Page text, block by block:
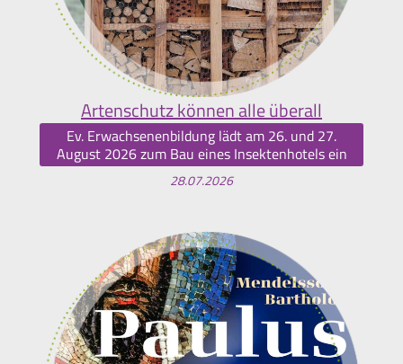
Artenschutz können alle überall
Ev. Erwachsenenbildung lädt am 26. und 27.
August 2026 zum Bau eines Insektenhotels ein
28.07.2026